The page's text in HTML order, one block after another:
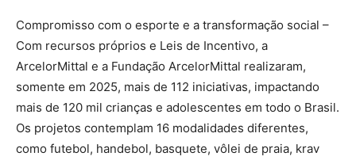
Compromisso com o esporte e a transformação social –
Com recursos próprios e Leis de Incentivo, a
ArcelorMittal e a Fundação ArcelorMittal realizaram,
somente em 2025, mais de 112 iniciativas, impactando
mais de 120 mil crianças e adolescentes em todo o Brasil.
Os projetos contemplam 16 modalidades diferentes,
como futebol, handebol, basquete, vôlei de praia, krav